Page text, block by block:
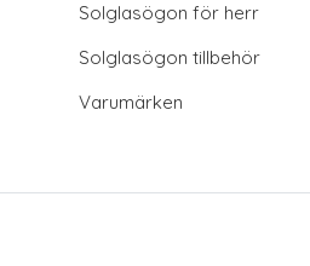
Solglasögon för herr
Solglasögon tillbehör
Varumärken